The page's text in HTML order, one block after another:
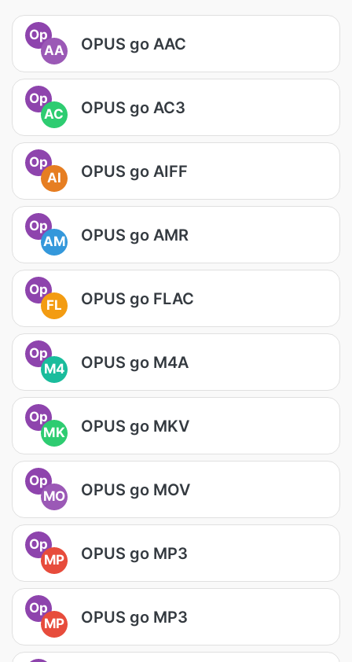
Op
AA
OPUS go AAC
Op
AC
OPUS go AC3
Op
AI
OPUS go AIFF
Op
AM
OPUS go AMR
Op
FL
OPUS go FLAC
Op
M4
OPUS go M4A
Op
MK
OPUS go MKV
Op
MO
OPUS go MOV
Op
MP
OPUS go MP3
Op
MP
OPUS go MP3